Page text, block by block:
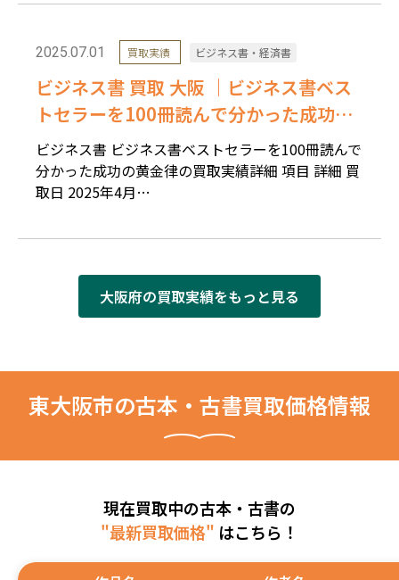
2025.07.01 買取実績 ビジネス書・経済書
ビジネス書 買取 大阪 ｜ビジネス書ベス
トセラーを100冊読んで分かった成功の
黄金律を高価買取しました。
ビジネス書 ビジネス書ベストセラーを100冊読んで
分かった成功の黄金律の買取実績詳細 項目 詳細 買
取日 2025年4月…
大阪府の買取実績をもっと見る
東大阪市の古本・古書買取価格情報
現在買取中の古本・古書の
"最新買取価格" はこちら！